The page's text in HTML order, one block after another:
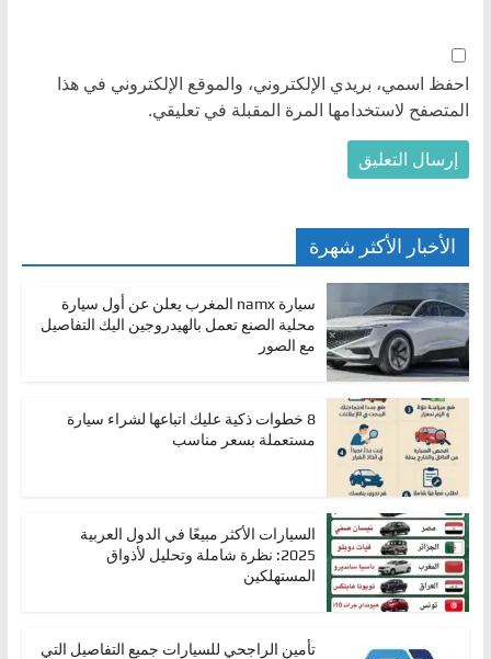
احفظ اسمي، بريدي الإلكتروني، والموقع الإلكتروني في هذا
المتصفح لاستخدامها المرة المقبلة في تعليقي.
الأخبار الأكثر شهرة
سيارة namx المغرب يعلن عن أول سيارة
محلية الصنع تعمل بالهيدروجين اليك التفاصيل
مع الصور
8 خطوات ذكية عليك اتباعها لشراء سيارة
مستعملة بسعر مناسب
السيارات الأكثر مبيعًا في الدول العربية
2025: نظرة شاملة وتحليل لأذواق
المستهلكين
تأمين الراجحي للسيارات جميع التفاصيل التي